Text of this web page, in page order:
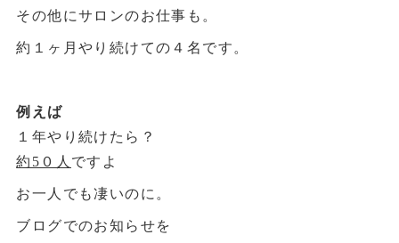
その他にサロンのお仕事も。
約１ヶ月やり続けての４名です。
例えば
１年やり続けたら？
約5０人 ですよ
お一人でも凄いのに。
ブログでのお知らせを